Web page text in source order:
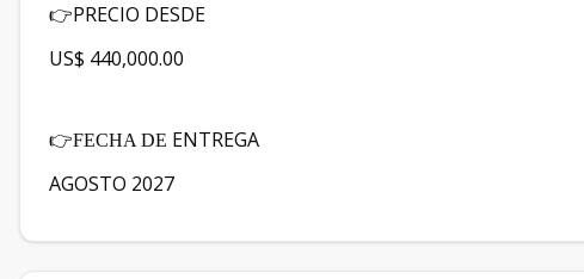
👉PRECIO DESDE
US$ 440,000.00
👉FECHA DE ENTREGA
AGOSTO 2027